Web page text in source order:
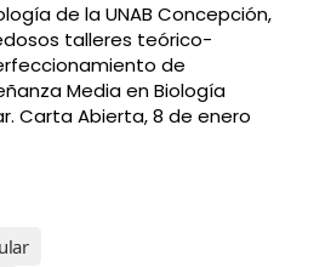
de la UNAB Concepción,
talleres teórico-
de
Media en Biología
Carta Abierta, 8 de enero